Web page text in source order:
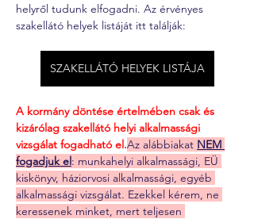
helyről tudunk elfogadni. Az érvényes
szakellátó helyek listáját itt találják:
SZAKELLÁTÓ HELYEK LISTÁJA
A kormány döntése értelmében csak és
kizárólag szakellátó helyi alkalmassági
vizsgálat fogadható el.Az alábbiakat NEM
fogadjuk el: munkahelyi alkalmassági, EÜ
kiskönyv, háziorvosi alkalmassági, egyéb
alkalmassági vizsgálat. Ezekkel kérem, ne
keressenek minket, mert teljesen